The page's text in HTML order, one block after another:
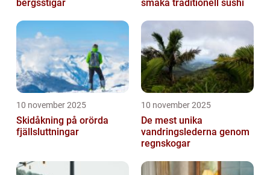
bergsstigar smaka traditionell sushi
10 november 2025
Skidåkning på orörda
fjällsluttningar
10 november 2025
De mest unika
vandringslederna genom
regnskogar